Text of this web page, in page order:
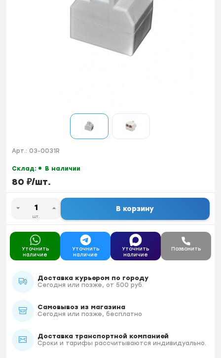
Арт.: 03-0031R
Склад: В наличии
80 ₽/шт.
шт.
В корзину
Уточнить
наличие
Уточнить
наличие
Уточнить
наличие
Позвонить
Доставка курьером по городу
Сегодня или позже, от 500 руб.
Самовывоз из магазина
Сегодня или позже, бесплатно
Доставка транспортной компанией
Сроки и тарифы рассчитываются индивидуально.